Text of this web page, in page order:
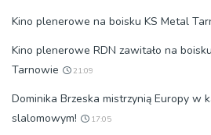
Kino plenerowe na boisku KS Metal
Kino plenerowe RDN zawitało na
Tarnowie
21:09
Dominika Brzeska mistrzynią Europy w
slalomowym!
17:05